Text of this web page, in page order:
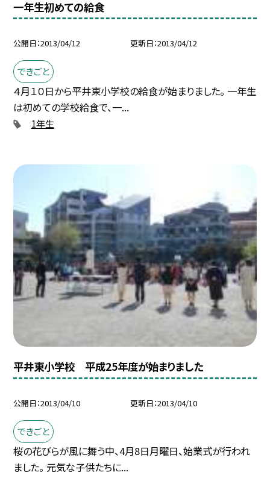
一年生初めての給食
公開日 2013/04/12 更新日 2013/04/12
できごと
４月１０日から平井東小学校の給食が始まりました。 一年生
は初めての学校給食で、一...
1年生
平井東小学校 平成25年度が始まりました
公開日 2013/04/10 更新日 2013/04/10
できごと
桜の花びらが風に舞う中、4月8日月曜日、始業式が行われ
ました。 元気な子供たちに...